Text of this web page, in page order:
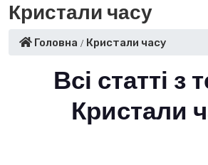
Кристали часу
Головна Кристали часу
Всі статті з
Кристали